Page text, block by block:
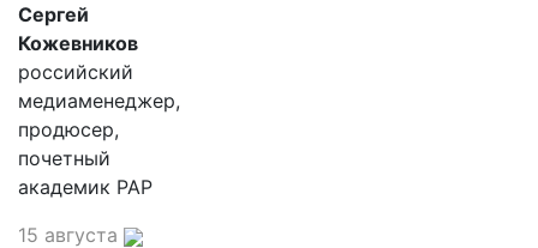
Сергей
Кожевников
российский
медиаменеджер,
продюсер,
почетный
академик РАР
15 августа